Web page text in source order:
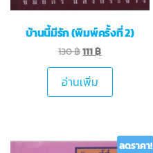
บ้านนี้มีรัก (พิมพ์ครั้งที่ 2)
130฿111฿
อ่านเพิ่ม
ลดราคา!